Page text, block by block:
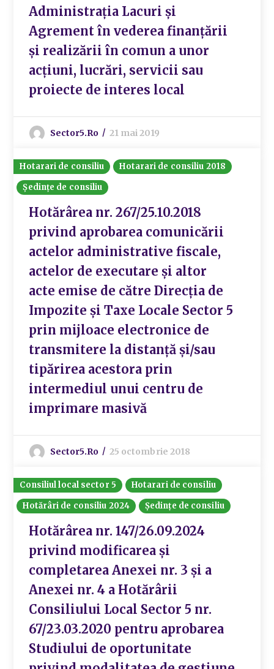
Administrația Lacuri și
Agrement în vederea finanțării
și realizării în comun a unor
acțiuni, lucrări, servicii sau
proiecte de interes local
Sector5.ro 21 mai 2019
Hotarari de consiliu
Hotarari de consiliu 2018
Ședințe de consiliu
Hotărârea nr. 267/25.10.2018
privind aprobarea comunicării
actelor administrative fiscale,
actelor de executare și altor
acte emise de către Direcția de
Impozite și Taxe Locale Sector 5
prin mijloace electronice de
transmitere la distanță și/sau
tipărirea acestora prin
intermediul unui centru de
imprimare masivă
Sector5.ro 25 octombrie 2018
Consiliul local sector 5
Hotarari de consiliu
Hotărâri de consiliu 2024
Ședințe de consiliu
Hotărârea nr. 147/26.09.2024
privind modificarea și
completarea Anexei nr. 3 și a
Anexei nr. 4 a Hotărârii
Consiliului Local Sector 5 nr.
67/23.03.2020 pentru aprobarea
Studiului de oportunitate